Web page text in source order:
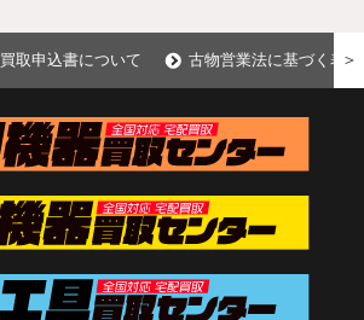
買取申込書について 古物営業法に基づく表示
＞